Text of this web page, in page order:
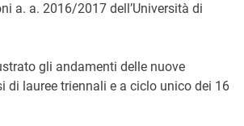
a. a. 2016/2017 dell’Università di
gli andamenti delle nuove
di lauree triennali e a ciclo unico dei 16